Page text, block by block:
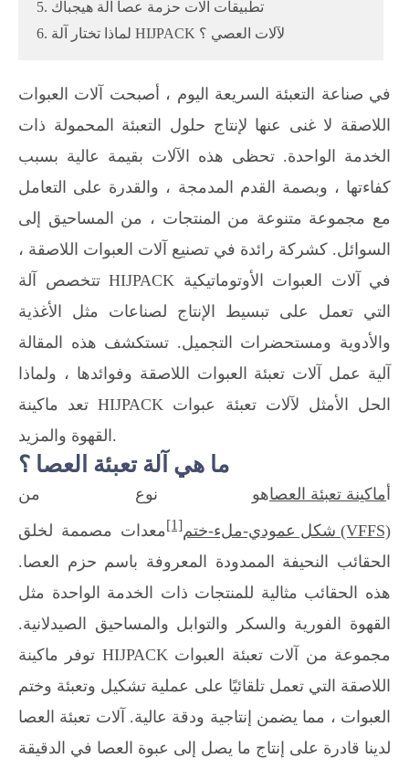
5. تطبيقات آلات حزمة عصا آلة هيجباك
6. لماذا تختار آلة HIJPACK لآلات العصي ؟
في صناعة التعبئة السريعة اليوم ، أصبحت آلات العبوات
اللاصقة لا غنى عنها لإنتاج حلول التعبئة المحمولة ذات
الخدمة الواحدة. تحظى هذه الآلات بقيمة عالية بسبب
كفاءتها ، وبصمة القدم المدمجة ، والقدرة على التعامل
مع مجموعة متنوعة من المنتجات ، من المساحيق إلى
السوائل. كشركة رائدة في تصنيع آلات العبوات اللاصقة ،
تتخصص آلة HIJPACK في آلات العبوات الأوتوماتيكية
التي تعمل على تبسيط الإنتاج لصناعات مثل الأغذية
والأدوية ومستحضرات التجميل. تستكشف هذه المقالة
آلية عمل آلات تعبئة العبوات اللاصقة وفوائدها ، ولماذا
تعد ماكينة HIJPACK الحل الأمثل لآلات تعبئة عبوات
القهوة والمزيد.
ما هي آلة تعبئة العصا ؟
ماكينة تعبئة العصاهو نوع من
شكل عمودي-ملء-ختم (VFFS)
[1]معدات مصممة لخلق
الحقائب النحيفة الممدودة المعروفة باسم حزم العصا.
هذه الحقائب مثالية للمنتجات ذات الخدمة الواحدة مثل
القهوة الفورية والسكر والتوابل والمساحيق الصيدلانية.
توفر ماكينة HIJPACK مجموعة من آلات تعبئة العبوات
اللاصقة التي تعمل تلقائيًا على عملية تشكيل وتعبئة وختم
العبوات ، مما يضمن إنتاجية ودقة عالية. آلات تعبئة العصا
لدينا قادرة على إنتاج ما يصل إلى عبوة العصا في الدقيقة